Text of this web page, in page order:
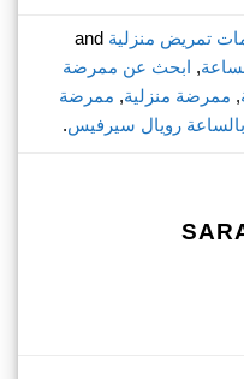
تمريض منزلية and
, ابحث عن ممرضة
, ممرضة منزلية, ممرضة
رويال سيرفيس.